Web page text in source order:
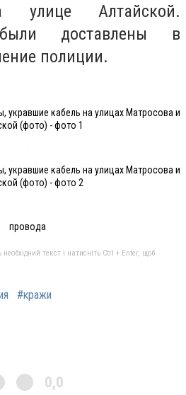
улице Алтайской.
доставлены в
полиции.
кабель на улицах Матросова и
(фото) - фото 1
кабель на улицах Матросова и
(фото) - фото 2
провода
текст і натисніть Ctrl + Enter, щоб
#кражи
0,0